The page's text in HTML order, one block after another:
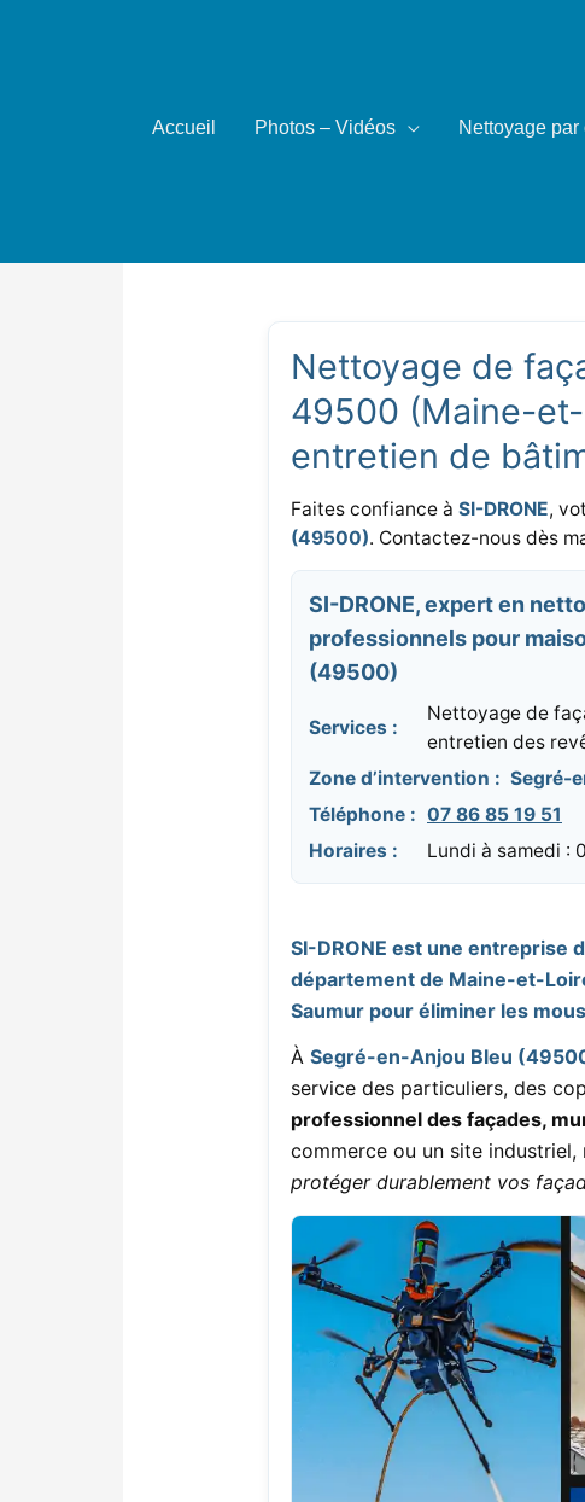
Accueil Photos – Vidéos Nettoyage par
Nettoyage,
Nettoyage de
49500 (Maine-
entretien de
Faites confiance à SI-DRONE,
(49500). Contactez-nous dès
SI-DRONE, expert en
professionnels pour
(49500)
Services :
Nettoyage de
entretien des
Zone d’intervention : Segré-
Téléphone : 07 86 85 19 51
Horaires :
Lundi à samedi :
SI-DRONE est une entreprise
département de Maine-et-
Saumur pour éliminer les
À Segré-en-Anjou Bleu
service des particuliers, des
professionnel des façades,
commerce ou un site
protéger durablement vos